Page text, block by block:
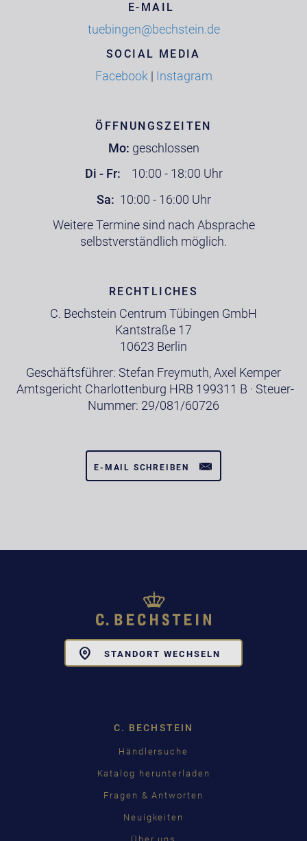
E-MAIL
tuebingen@bechstein.de
SOCIAL MEDIA
Facebook | Instagram
ÖFFNUNGSZEITEN
Mo: geschlossen
Di - Fr: 10:00 - 18:00 Uhr
Sa: 10:00 - 16:00 Uhr
Weitere Termine sind nach Absprache
selbstverständlich möglich.
RECHTLICHES
C. Bechstein Centrum Tübingen GmbH
Kantstraße 17
10623 Berlin
Geschäftsführer: Stefan Freymuth, Axel Kemper
Amtsgericht Charlottenburg HRB 199311 B · Steuer-
Nummer: 29/081/60726
E-MAIL SCHREIBEN
STANDORT WECHSELN
C. BECHSTEIN
Händlersuche
Katalog herunterladen
Fragen & Antworten
Neuigkeiten